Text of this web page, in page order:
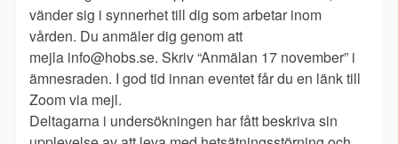
vänder sig i synnerhet till dig som arbetar inom
vården. Du anmäler dig genom att
mejla info@hobs.se. Skriv “Anmälan 17 november” i
ämnesraden. I god tid innan eventet får du en länk till
Zoom via mejl.
Deltagarna i undersökningen har fått beskriva sin